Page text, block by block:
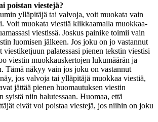
poistan viestejä?
ylläpitäjä tai valvoja, voit muokata vain
Voit muokata viestiä klikkaamalla muokkaa-
viestissä. Joskus painike toimii vain
luomisen jälkeen. Jos joku on jo vastannut
viestiketjuun palatessasi pienen tekstin viestisi
viestin muokkauskertojen lukumäärän ja
Tämä näkyy vain jos joku on vastannut
jos valvoja tai ylläpitäjä muokkaa viestiä,
jättää pienen huomautuksen viestin
syistä niin halutessaan. Huomaa, että
eivät voi poistaa viestejä, jos niihin on joku